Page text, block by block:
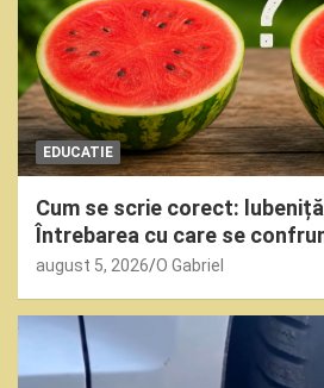
EDUCATIE
Cum se scrie corect:
Întrebarea cu care se
august 5, 2026 O Gabriel